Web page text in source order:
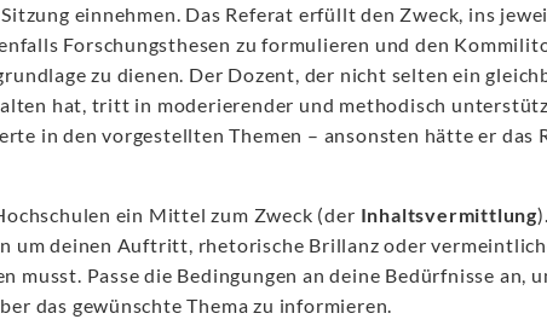
einnehmen. Das Referat erfüllt den Zweck, ins
Forschungsthesen zu formulieren und den
zu dienen. Der Dozent, der nicht selten ein
hat, tritt in moderierender und methodisch
in den vorgestellten Themen – ansonsten hätte er das
ein Mittel zum Zweck (der Inhaltsvermittlung
um deinen Auftritt, rhetorische Brillanz oder
musst. Passe die Bedingungen an deine Bedürfnisse an,
das gewünschte Thema zu informieren.